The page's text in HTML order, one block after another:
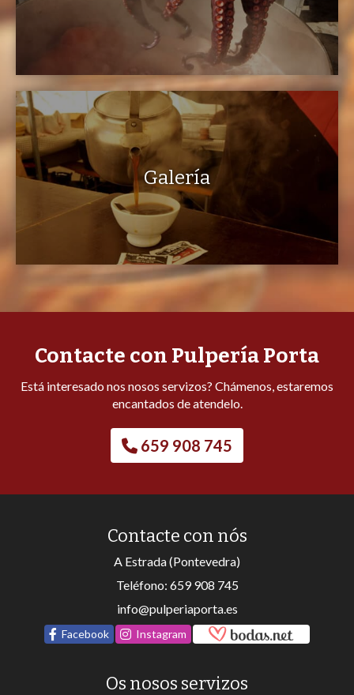
Galería
Contacte con Pulpería Porta
Está interesado nos nosos servizos? Chámenos, estaremos
encantados de atendelo.
659 908 745
Os nosos servizos
Contacte con nós
A Estrada (Pontevedra)
Teléfono: 659 908 745
info@pulperiaporta.es
Facebook Instagram